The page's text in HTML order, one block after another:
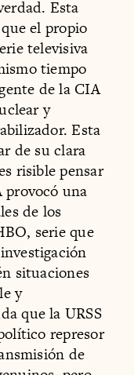
Esta
el propio
televisiva
tiempo
de la CIA
y
Esta
de su clara
risible pensar
provocó una
de los
serie que
situaciones
y
que la URSS
represor
de